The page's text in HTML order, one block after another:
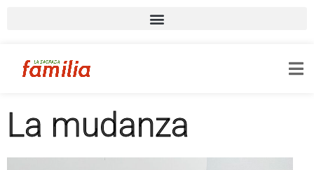
La mudanza